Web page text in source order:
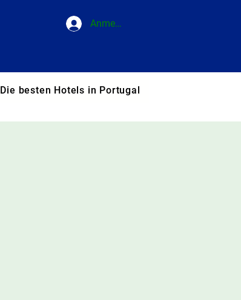
Anmelden
Die besten Hotels in Portugal